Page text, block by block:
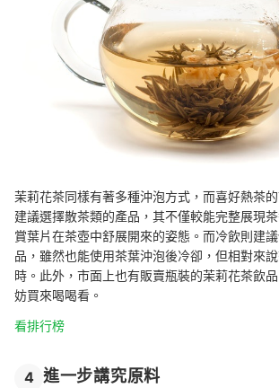
茉莉花茶同樣有著多種沖泡方式，而喜好熱茶
建議選擇散茶類的產品，其不僅較能完整展現
賞葉片在茶壺中舒展開來的姿態。而冷飲則建
品，雖然也能使用茶葉沖泡後冷卻，但相對來
時。此外，市面上也有販賣瓶裝的茉莉花茶飲
妨買來喝喝看。
看排行榜
4 進一步講究原料